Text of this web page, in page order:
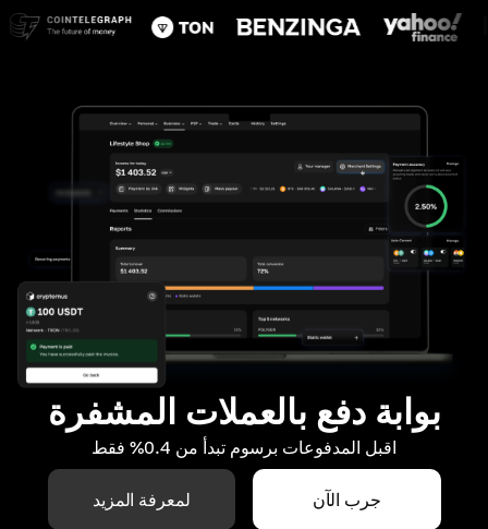
بوابة دفع بالعملات المشفرة
اقبل المدفوعات برسوم تبدأ من 0.4% فقط
جرب الآن لمعرفة المزيد